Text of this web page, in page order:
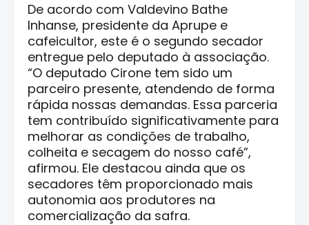
De acordo com Valdevino Bathe
Inhanse, presidente da Aprupe e
cafeicultor, este é o segundo secador
entregue pelo deputado à associação.
“O deputado Cirone tem sido um
parceiro presente, atendendo de forma
rápida nossas demandas. Essa parceria
tem contribuído significativamente para
melhorar as condições de trabalho,
colheita e secagem do nosso café”,
afirmou. Ele destacou ainda que os
secadores têm proporcionado mais
autonomia aos produtores na
comercialização da safra.